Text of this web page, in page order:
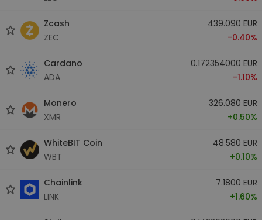
Zcash
ZEC
439.090 EUR
-0.40%
Cardano
ADA
0.172354000 EUR
-1.10%
Monero
XMR
326.080 EUR
+0.50%
WhiteBIT Coin
WBT
48.580 EUR
+0.10%
Chainlink
LINK
7.1800 EUR
+1.60%